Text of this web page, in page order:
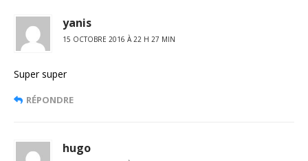
yanis
15 OCTOBRE 2016 À 22 H 27 MIN
Super super
RÉPONDRE
hugo